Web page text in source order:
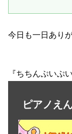
今日も一日あり
『ちちんぷいぷ
ピアノえ